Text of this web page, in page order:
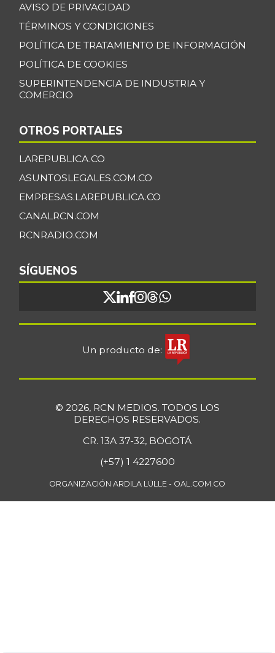
AVISO DE PRIVACIDAD
TÉRMINOS Y CONDICIONES
POLÍTICA DE TRATAMIENTO DE INFORMACIÓN
POLÍTICA DE COOKIES
SUPERINTENDENCIA DE INDUSTRIA Y
COMERCIO
OTROS PORTALES
LAREPUBLICA.CO
ASUNTOSLEGALES.COM.CO
EMPRESAS.LAREPUBLICA.CO
CANALRCN.COM
RCNRADIO.COM
SÍGUENOS
Un producto de:
© 2026, RCN MEDIOS. TODOS LOS
DERECHOS RESERVADOS.
CR. 13A 37-32, BOGOTÁ
(+57) 1 4227600
ORGANIZACIÓN ARDILA LÜLLE - OAL.COM.CO